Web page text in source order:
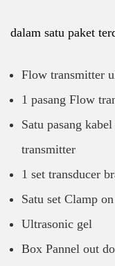
dalam satu paket
Flow transmitter
1 pasang Flow
Satu pasang
transmitter
1 set transducer
Satu set Clamp on
Ultrasonic gel
Box Pannel out